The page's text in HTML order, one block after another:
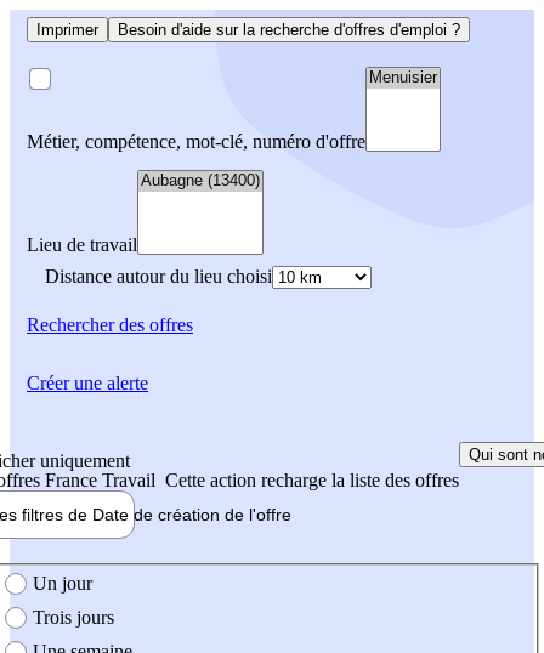
Imprimer Besoin d'aide sur la recherche d'offres d'emploi ?
Métier, compétence, mot-clé, numéro d'offre
Lieu de travail
Distance autour du lieu choisi
Rechercherdes offres
uniquement
France Travail Cette action recharge la liste des offres
Qui sont
filtres de Date de création de l'offre
création de l'offre
Un jour
Trois jours
Créer une alerte